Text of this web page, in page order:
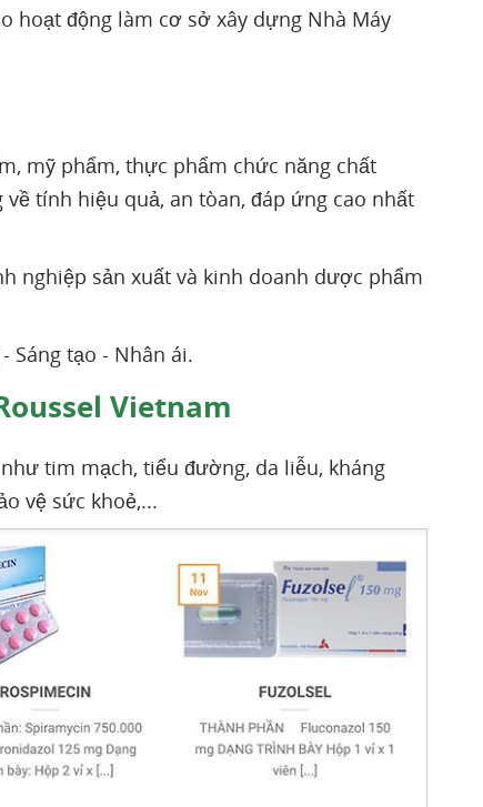
hoạt động làm cơ sở xây dựng Nhà Máy
mỹ phẩm, thực phẩm chức năng chất
tính hiệu quả, an tòan, đáp ứng cao nhất
nghiệp sản xuất và kinh doanh dược phẩm
Sáng tạo - Nhân ái.
Vietnam
tim mạch, tiểu đường, da liễu, kháng
vệ sức khoẻ,...